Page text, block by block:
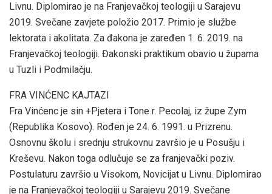
Livnu. Diplomirao je na Franjevačkoj teologiji u Sarajevu
2019. Svečane zavjete položio 2017. Primio je službe
lektorata i akolitata. Za đakona je zaređen 1. 6. 2019. na
Franjevačkoj teologiji. Đakonski praktikum obavio u župama
u Tuzli i Podmilačju.
FRA VINĆENC KAJTAZI
Fra Vinćenc je sin +Pjetera i Tone r. Pecolaj, iz župe Zym
(Republika Kosovo). Rođen je 24. 6. 1991. u Prizrenu.
Osnovnu školu i srednju strukovnu završio je u Posušju i
Kreševu. Nakon toga odlučuje se za franjevački poziv.
Postulaturu završio u Visokom, Novicijat u Livnu. Diplomirao
je na Franjevačkoj teologiji u Sarajevu 2019. Svečane